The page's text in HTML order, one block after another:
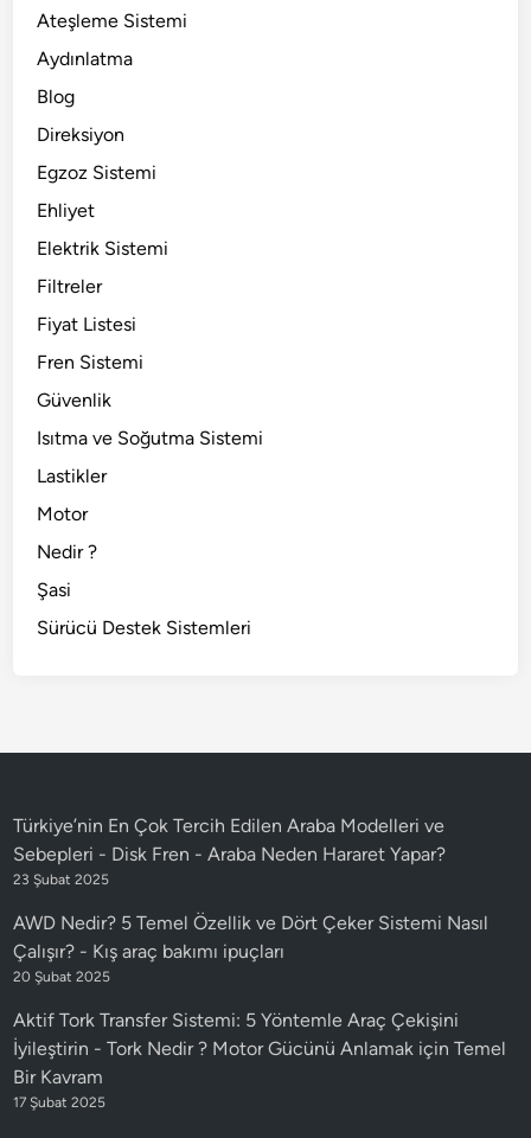
Ateşleme Sistemi
Aydınlatma
Blog
Direksiyon
Egzoz Sistemi
Ehliyet
Elektrik Sistemi
Filtreler
Fiyat Listesi
Fren Sistemi
Güvenlik
Isıtma ve Soğutma Sistemi
Lastikler
Motor
Nedir ?
Şasi
Sürücü Destek Sistemleri
Türkiye’nin En Çok Tercih Edilen Araba Modelleri ve
Sebepleri - Disk Fren -Araba Neden Hararet Yapar?
23 Şubat 2025
AWD Nedir? 5 Temel Özellik ve Dört Çeker Sistemi Nasıl
Çalışır? - Kış araç bakımı ipuçları
20 Şubat 2025
Aktif Tork Transfer Sistemi: 5 Yöntemle Araç Çekişini
İyileştirin -Tork Nedir ? Motor Gücünü Anlamak için Temel
Bir Kavram
17 Şubat 2025